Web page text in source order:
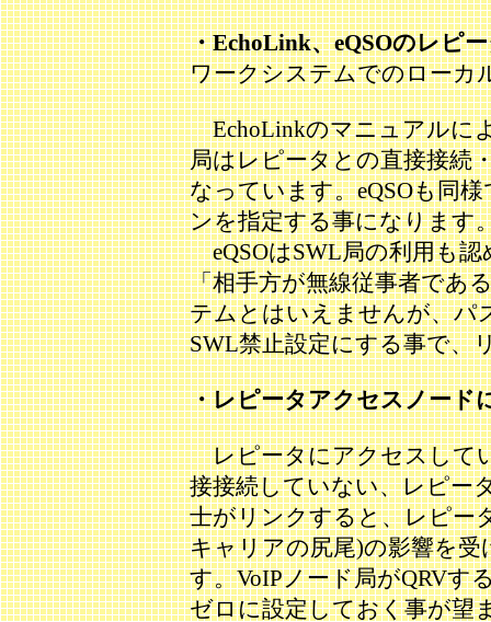
・EchoLink、eQSOのレピ
ワークシステムでのローカ
EchoLinkのマニュアルに
局はレピータとの直接接続
なっています。eQSOも同
ンを指定する事になります
eQSOはSWL局の利用も認
「相手方が無線従事者であ
テムとはいえませんが、パ
SWL禁止設定にする事で、
・レピータアクセスノード
レピータにアクセスして
接接続していない、レピー
士がリンクすると、レピー
キャリアの尻尾)の影響を
す。VoIPノード局がQRVす
ゼロに設定しておく事が望